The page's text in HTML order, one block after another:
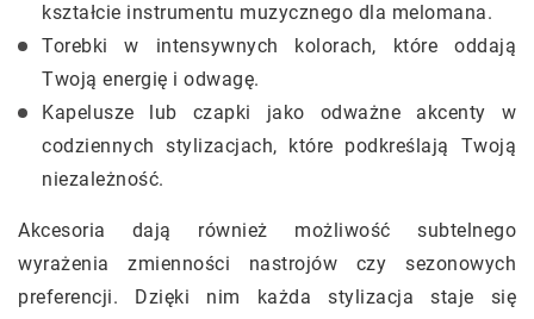
kształcie instrumentu muzycznego dla melomana.
Torebki w intensywnych kolorach, które oddają
Twoją energię i odwagę.
Kapelusze lub czapki jako odważne akcenty w
codziennych stylizacjach, które podkreślają Twoją
niezależność.
Akcesoria dają również możliwość subtelnego
wyrażenia zmienności nastrojów czy sezonowych
preferencji. Dzięki nim każda stylizacja staje się